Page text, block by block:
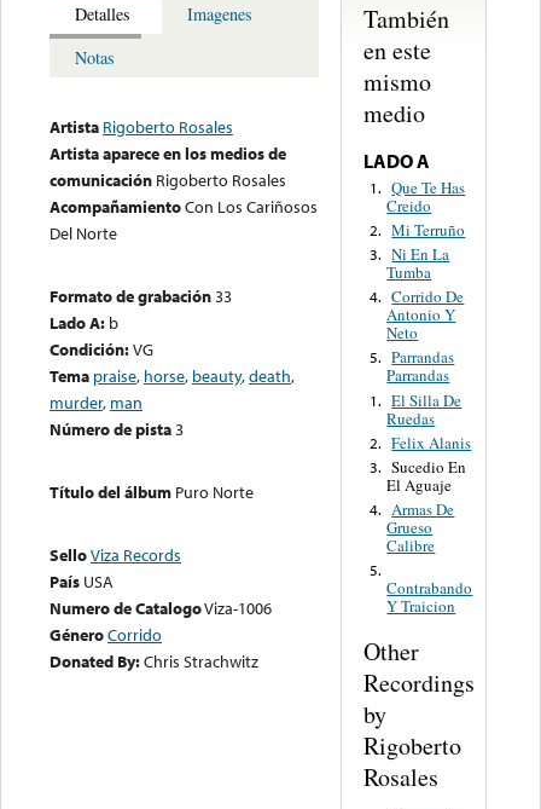
Detalles
Imagenes
Notas
Artista Rigoberto Rosales
Artista aparece en los medios de
comunicación Rigoberto Rosales
AcompañamientoCon Los Cariñosos
Del Norte
Formato de grabación33
Lado A: b
Condición:VG
Tema praise, horse, beauty,death,
murder, man
Número de pista3
Título del álbum Puro Norte
SelloViza Records
País USA
Numero de CatalogoViza-1006
GéneroCorrido
Donated By:Chris Strachwitz
También
en este
mismo
medio
LADO A
1. Que Te Has
Creido
2. Mi Terruño
3. Ni En La
Tumba
4. Corrido De
Antonio Y
Neto
5. Parrandas
Parrandas
1. El Silla De
Ruedas
2. Felix Alanis
3. Sucedio En
El Aguaje
4. Armas De
Grueso
Calibre
5.
Contrabando
Y Traicion
Other
Recordings
by
Rigoberto
Rosales